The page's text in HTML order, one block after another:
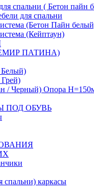
спальни ( Бетон пайн
для спальни
(Бетон Пайн
(Кейптаун)
ПАТИНА)
/ Черный) Опора
ПОД ОБУВЬ
каркасы